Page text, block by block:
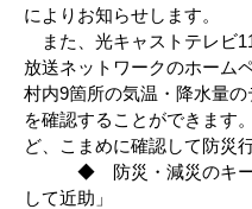
によりお知らせします。
また、光キャストテレビ
放送ネットワークのホーム
村内9箇所の気温・降水量
を確認することができます
ど、こまめに確認して防災
◆ 防災・減災のキーワ
して近助」